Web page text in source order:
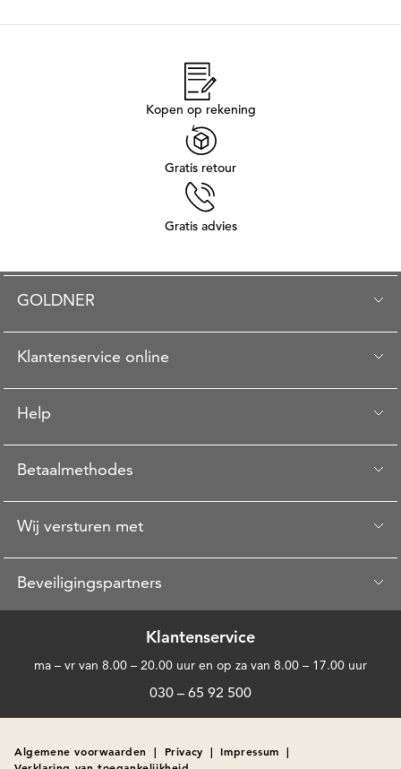
Kopen op rekening
Gratis retour
Gratis advies
GOLDNER
Klantenservice online
Help
Betaalmethodes
Wij versturen met
Beveiligingspartners
Klantenservice
ma – vr van 8.00 – 20.00 uur en op za van 8.00 – 17.00 uur
030 – 65 92 500
Algemene voorwaarden | Privacy | Impressum |